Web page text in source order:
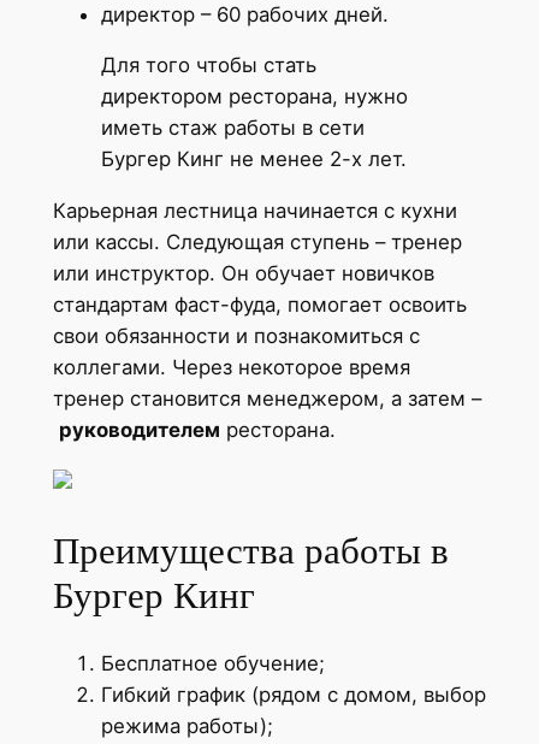
директор – 60 рабочих дней.
Для того чтобы стать
директором ресторана, нужно
иметь стаж работы в сети
Бургер Кинг не менее 2-х лет.
Карьерная лестница начинается с кухни
или кассы. Следующая ступень – тренер
или инструктор. Он обучает новичков
стандартам фаст-фуда, помогает освоить
свои обязанности и познакомиться с
коллегами. Через некоторое время
тренер становится менеджером, а затем –
руководителем ресторана.
Преимущества работы в
Бургер Кинг
Бесплатное обучение;
Гибкий график (рядом с домом, выбор
режима работы);